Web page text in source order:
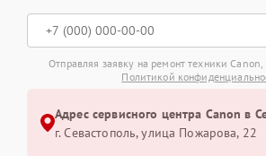
Отправляя заявку на ремонт техники
Политикой
Адрес сервисного центра Canon в
г. Севастополь, улица Пожарова, 22